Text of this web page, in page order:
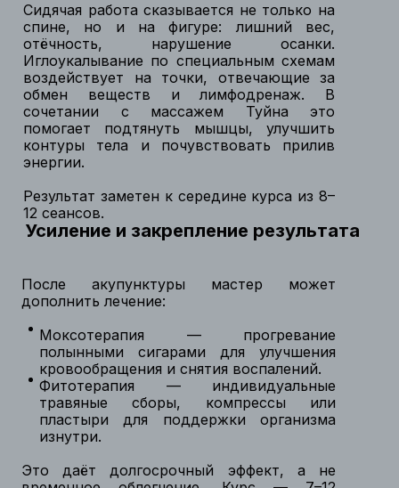
После акупунктуры мастер может
дополнить лечение:
Моксотерапия — прогревание
полынными сигарами для улучшения
кровообращения и снятия воспалений.
Фитотерапия — индивидуальные
травяные сборы, компрессы или
пластыри для поддержки организма
изнутри.
Это даёт долгосрочный эффект, а не
Сидячая работа сказывается не только на
спине, но и на фигуре: лишний вес,
отёчность, нарушение осанки.
Иглоукалывание по специальным схемам
воздействует на точки, отвечающие за
обмен веществ и лимфодренаж. В
сочетании с массажем Туйна это
помогает подтянуть мышцы, улучшить
контуры тела и почувствовать прилив
энергии.
Результат заметен к середине курса из 8–
12 сеансов.
Усиление и закрепление результата